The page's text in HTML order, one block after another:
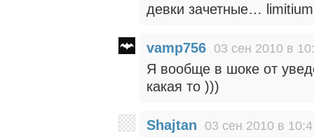
девки зачетные…
vamp756 03 сен 2010 в
Я вообще в шоке от
какая то )))
Shajtan 03 сен 2010 в